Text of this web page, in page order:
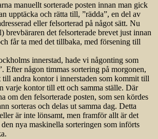
manuellt sorterade posten innan man gick
upptäcka och rätta till, ”rädda”, en del av
eller felsorterad på något sätt. Nu
brevbäraren det felsorterade brevet just innan
får ta med det tillbaka, med försening till
innerstad, hade vi någonting som
Efter någon timmas sortering på morgonen,
till andra kontor i inner­staden som kommit till
varje kontor till ett och samma ställe. Där
om den felsorterade posten, som sen kördes
sorteras och delas ut samma dag. Detta
är inte lönsamt, men framför allt är det
nya maskinella sorteringen som införts